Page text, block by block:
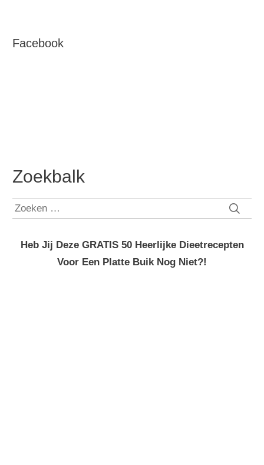
Facebook
Zoekbalk
Zoeken
Heb Jij Deze GRATIS 50 Heerlijke Dieetrecepten
Voor Een Platte Buik Nog Niet?!